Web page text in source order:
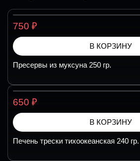
750 ₽
В КОРЗИНУ
Пресервы из муксуна 250 гр.
650 ₽
В КОРЗИНУ
Печень трески тихоокеанская 240 гр.